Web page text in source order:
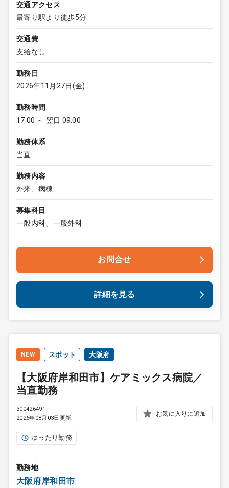
交通アクセス
最寄り駅より徒歩5分
交通費
支給なし
勤務日
2026年11月27日(金)
勤務時間
17:00 ～ 翌日 09:00
勤務体系
当直
勤務内容
外来、病棟
募集科目
一般内科、一般外科
お問合せ
詳細を見る
NEW スポット 大阪府
【大阪府岸和田市】ケアミックス病院／
当直勤務
300426491
2026年08月03日更新
お気に入りに追加
ゆったり勤務
勤務地
大阪府岸和田市